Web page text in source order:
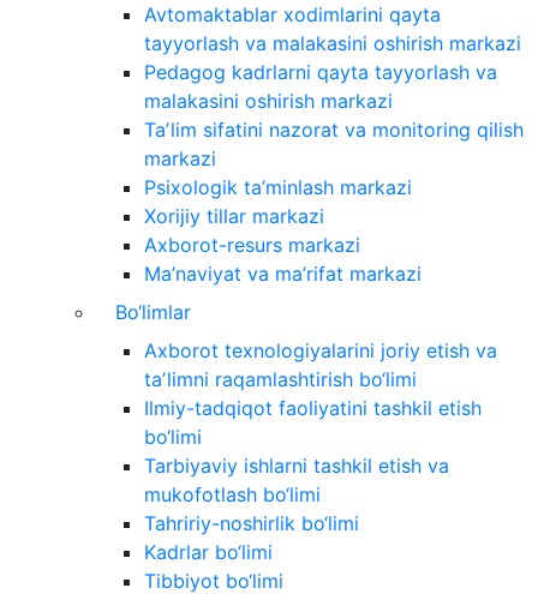
Avtomaktablar xodimlarini qayta
tayyorlash va malakasini oshirish markazi
Pedagog kadrlarni qayta tayyorlash va
malakasini oshirish markazi
Taʼlim sifatini nazorat va monitoring qilish
markazi
Psixologik ta’minlash markazi
Xorijiy tillar markazi
Axborot-resurs markazi
Ma’naviyat va ma’rifat markazi
Bo‘limlar
Axborot texnologiyalarini joriy etish va
taʼlimni raqamlashtirish bo‘limi
Ilmiy-tadqiqot faoliyatini tashkil etish
bo‘limi
Tarbiyaviy ishlarni tashkil etish va
mukofotlash bo‘limi
Tahririy-noshirlik bo‘limi
Kadrlar bo‘limi
Tibbiyot bo‘limi